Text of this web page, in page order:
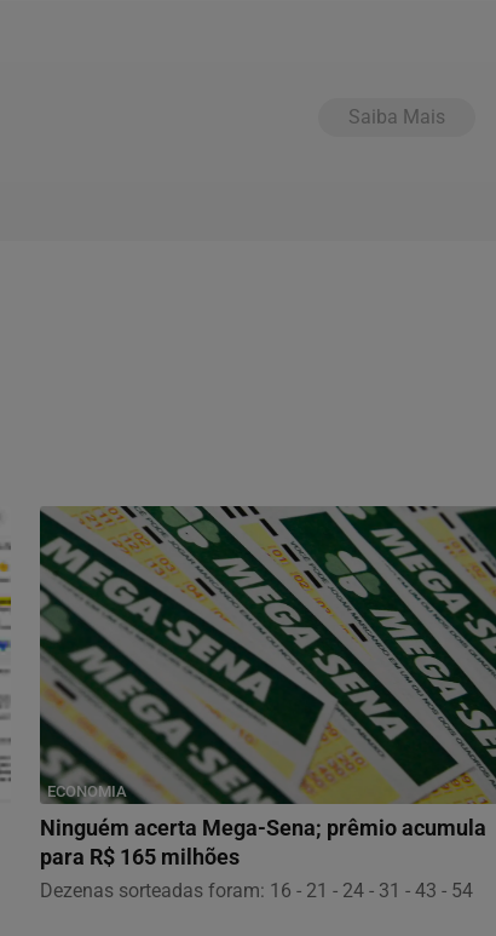
Saiba Mais
ECONOMIA
Ninguém acerta Mega-Sena; prêmio acumula
para R$ 165 milhões
Dezenas sorteadas foram: 16 - 21 - 24 - 31 - 43 - 54